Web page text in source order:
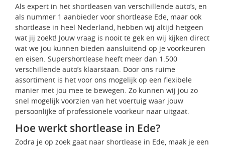
Als expert in het shortleasen van verschillende auto’s, en
als nummer 1 aanbieder voor shortlease Ede, maar ook
shortlease in heel Nederland, hebben wij altijd hetgeen
wat jij zoekt! Jouw vraag is nooit te gek en wij kijken direct
wat we jou kunnen bieden aansluitend op je voorkeuren
en eisen. Supershortlease heeft meer dan 1.500
verschillende auto’s klaarstaan. Door ons ruime
assortiment is het voor ons mogelijk op een flexibele
manier met jou mee te bewegen. Zo kunnen wij jou zo
snel mogelijk voorzien van het voertuig waar jouw
persoonlijke of professionele voorkeur naar uitgaat.
Hoe werkt shortlease in Ede?
Zodra je op zoek gaat naar shortlease in Ede, maak je een